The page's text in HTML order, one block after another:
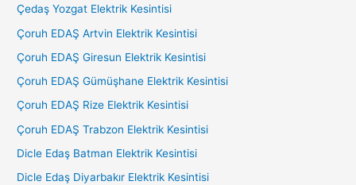
Çedaş Yozgat Elektrik Kesintisi
Çoruh EDAŞ Artvin Elektrik Kesintisi
Çoruh EDAŞ Giresun Elektrik Kesintisi
Çoruh EDAŞ Gümüşhane Elektrik Kesintisi
Çoruh EDAŞ Rize Elektrik Kesintisi
Çoruh EDAŞ Trabzon Elektrik Kesintisi
Dicle Edaş Batman Elektrik Kesintisi
Dicle Edaş Diyarbakır Elektrik Kesintisi